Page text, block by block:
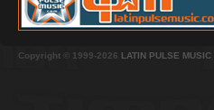
Copyright © 1999-2026 LATIN PULSE MUSIC